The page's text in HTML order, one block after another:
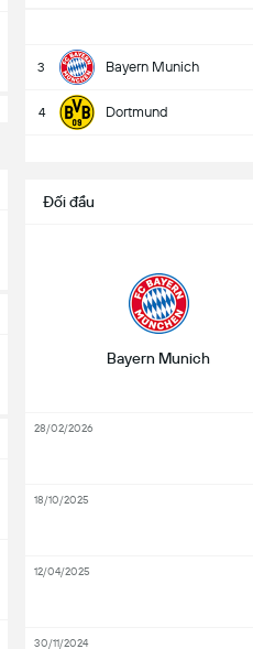
3 Bayern Munich
4 Dortmund
Đối đầu
Bayern Munich
28/02/2026
18/10/2025
12/04/2025
30/11/2024